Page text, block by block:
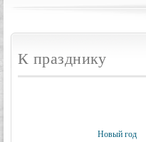
К празднику
Новый год